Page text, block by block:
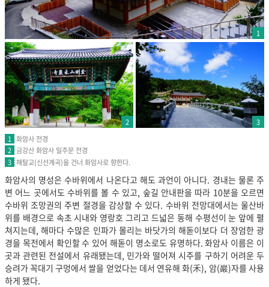
1
2
3
1 화암사 전경
2 금강산 화암사 일주문 전경
3 해탈교(신선계곡)을 건너 화암사로 향한다.
화암사의 명성은 수바위에서 나온다고 해도 과언이 아니다. 경내는 물론 주
변 어느 곳에서도 수바위를 볼 수 있고, 숲길 안내판을 따라 10분을 오르면
수바위 조망권의 주변 절경을 감상할 수 있다. 수바위 전망대에서는 울산바
위를 배경으로 속초 시내와 영랑호 그리고 드넓은 동해 수평선이 눈 앞에 펼
쳐지는데, 해마다 수많은 인파가 몰리는 바닷가의 해돋이보다 더 장엄한 광
경을 목전에서 확인할 수 있어 해돋이 명소로도 유명하다. 화암사 이름은 이
곳과 관련된 전설에서 유래됐는데, 민가와 떨어져 시주를 구하기 어려운 두
승려가 꼭대기 구멍에서 쌀을 얻었다는 데서 연유해 화(禾), 암(巖)자를 사용
하게 됐다.